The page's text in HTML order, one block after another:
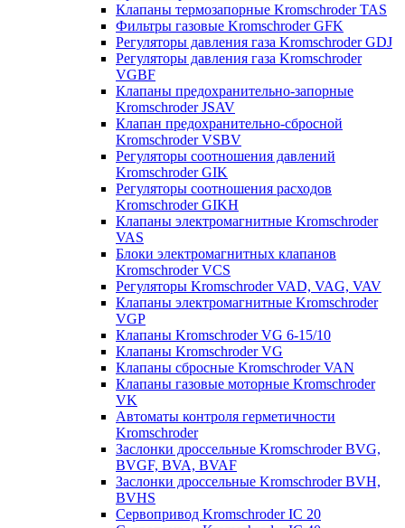
Клапаны термозапорные Kromschroder TAS
Фильтры газовые Kromschroder GFK
Регуляторы давления газа Kromschroder GDJ
Регуляторы давления газа Kromschroder
VGBF
Клапаны предохранительно-запорные
Kromschroder JSAV
Клапан предохранительно-сбросной
Kromschroder VSBV
Регуляторы соотношения давлений
Kromschroder GIK
Регуляторы соотношения расходов
Kromschroder GIKH
Клапаны электромагнитные Kromschroder
VAS
Блоки электромагнитных клапанов
Kromschroder VCS
Регуляторы Kromschroder VAD, VAG, VAV
Клапаны электромагнитные Kromschroder
VGP
Клапаны Kromschroder VG 6-15/10
Клапаны Kromschroder VG
Клапаны сбросные Kromschroder VAN
Клапаны газовые моторные Kromschroder
VK
Автоматы контроля герметичности
Kromschroder
Заслонки дроссельные Kromschroder BVG,
BVGF, BVA, BVAF
Заслонки дроссельные Kromschroder BVH,
BVHS
Сервопривод Kromschroder IC 20